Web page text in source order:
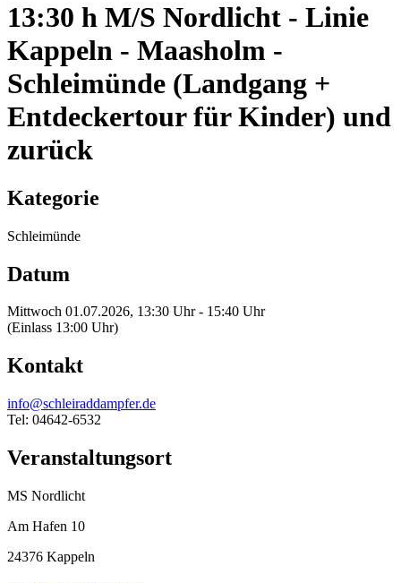
13:30 h M/S Nordlicht - Linie
Kappeln - Maasholm -
Schleimünde (Landgang +
Entdeckertour für Kinder) und
zurück
Kategorie
Schleimünde
Datum
Mittwoch 01.07.2026, 13:30 Uhr - 15:40 Uhr
(Einlass 13:00 Uhr)
Kontakt
info@schleiraddampfer.de
Tel: 04642-6532
Veranstaltungsort
MS Nordlicht
Am Hafen 10
24376 Kappeln